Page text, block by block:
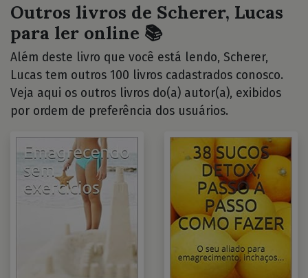
Outros livros de Scherer, Lucas
para ler online 📚
Além deste livro que você está lendo, Scherer,
Lucas tem outros 100 livros cadastrados conosco.
Veja aqui os outros livros do(a) autor(a), exibidos
por ordem de preferência dos usuários.